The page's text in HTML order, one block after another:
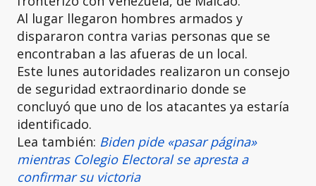
Al lugar llegaron hombres armados y
dispararon contra varias personas que se
encontraban a las afueras de un local.
Este lunes autoridades realizaron un consejo
de seguridad extraordinario donde se
concluyó que uno de los atacantes ya estaría
identificado.
Lea también: Biden pide «pasar página»
mientras Colegio Electoral se apresta a
confirmar su victoria